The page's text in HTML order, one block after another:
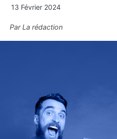
13 Février 2024
ParLa rédaction